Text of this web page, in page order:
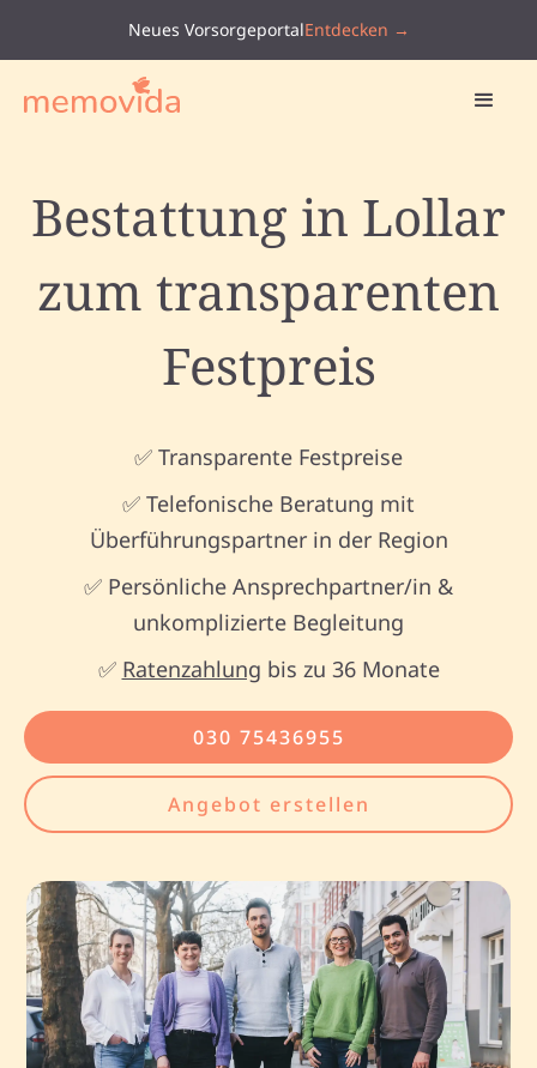
Neues VorsorgeportalEntdecken →
Bestattung in Lollar
zum transparenten
Festpreis
✅ Transparente Festpreise
✅ Telefonische Beratung mit
Überführungspartner in der Region
✅ Persönliche Ansprechpartner/in &
unkomplizierte Begleitung
✅ Ratenzahlung bis zu 36 Monate
030 75436955
Angebot erstellen